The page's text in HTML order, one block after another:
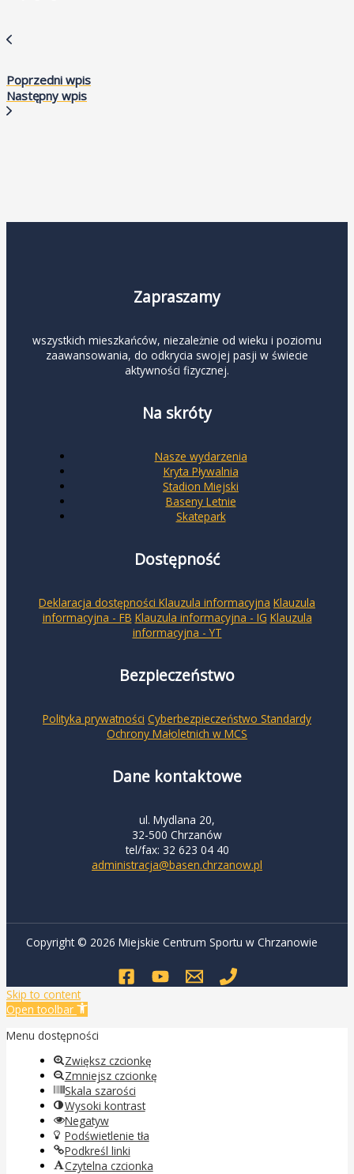
Poprzedni wpis
Następny wpis
Zapraszamy
wszystkich mieszkańców, niezależnie od wieku i poziomu
zaawansowania, do odkrycia swojej pasji w świecie
aktywności fizycznej.
Na skróty
Nasze wydarzenia
Kryta Pływalnia
Stadion Miejski
Baseny Letnie
Skatepark
Dostępność
Deklaracja dostępności Klauzula informacyjna Klauzula
informacyjna - FB Klauzula informacyjna - IG Klauzula
informacyjna - YT
Bezpieczeństwo
Polityka prywatności Cyberbezpieczeństwo Standardy
Ochrony Małoletnich w MCS
Dane kontaktowe
ul. Mydlana 20,
32-500 Chrzanów
tel/fax: 32 623 04 40
administracja@basen.chrzanow.pl
Copyright © 2026 Miejskie Centrum Sportu w Chrzanowie
Skip to content
Open toolbar
Menu dostępności
Zwiększ czcionkę
Zmniejsz czcionkę
Skala szarości
Wysoki kontrast
Negatyw
Podświetlenie tła
Podkreśl linki
Czytelna czcionka